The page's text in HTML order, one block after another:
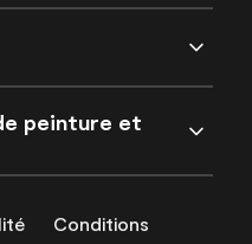
peinture et
Conditions